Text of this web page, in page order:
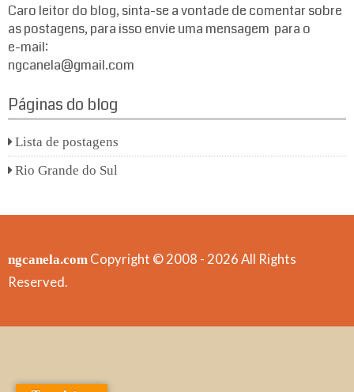
Caro leitor do blog, sinta-se a vontade de comentar sobre
as postagens, para isso envie uma mensagem para o
e-mail:
ngcanela@gmail.com
Páginas do blog
Lista de postagens
Rio Grande do Sul
ngcanela.com Copyright © 2008 - 2026 All Rights
Reserved.